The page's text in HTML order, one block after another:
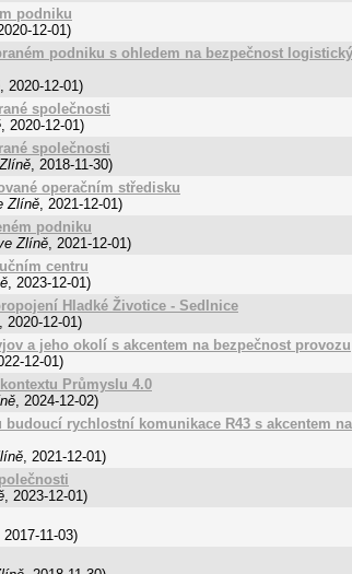
podniku
12-01)
podniku s ohledem na bezpečnost
, 2020-12-01)
společnosti
, 2020-12-01)
společnosti
, 2018-11-30)
operačním středisku
Zlíně, 2021-12-01)
podniku
Zlíně, 2021-12-01)
centru
, 2023-12-01)
Hladké Životice - Sedlnice
, 2020-12-01)
a jeho okolí s akcentem na bezpečnost provozu
12-01)
Průmyslu 4.0
, 2024-12-02)
rychlostní komunikace R43 s akcentem na
, 2021-12-01)
, 2023-12-01)
2017-11-03)